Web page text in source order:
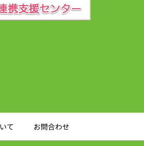
て お問合わせ